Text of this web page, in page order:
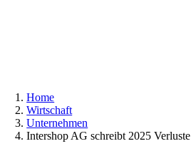
Home
Wirtschaft
Unternehmen
Intershop AG schreibt 2025 Verluste